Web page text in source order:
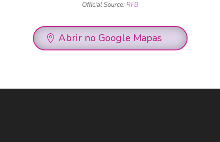
Official Source:RFB
Abrir no Google Mapas